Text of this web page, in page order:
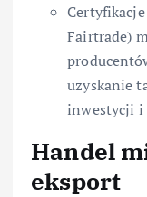
Fairtrade)
uzyskanie
inwestycji i
Handel
eksport